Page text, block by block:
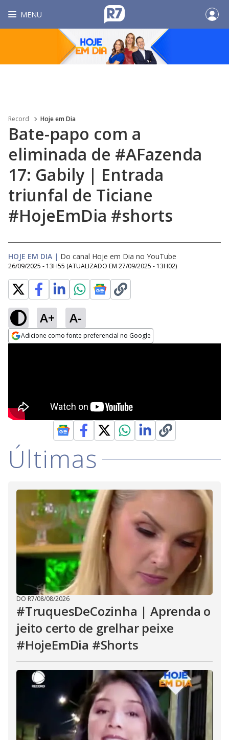
MENU
Record Hoje em Dia
Bate-papo com a
eliminada de #AFazenda
17: Gabily | Entrada
triunfal de Ticiane
#HojeEmDia #shorts
HOJE EM DIA | Do canal Hoje em Dia no YouTube
26/09/2025 - 13H55 (ATUALIZADO EM 27/09/2025 - 13H02)
A+ A-
Adicione como fonte preferencial no Google
Últimas
DO R7/08/08/2026
#TruquesDeCozinha | Aprenda o
jeito certo de grelhar peixe
#HojeEmDia #Shorts